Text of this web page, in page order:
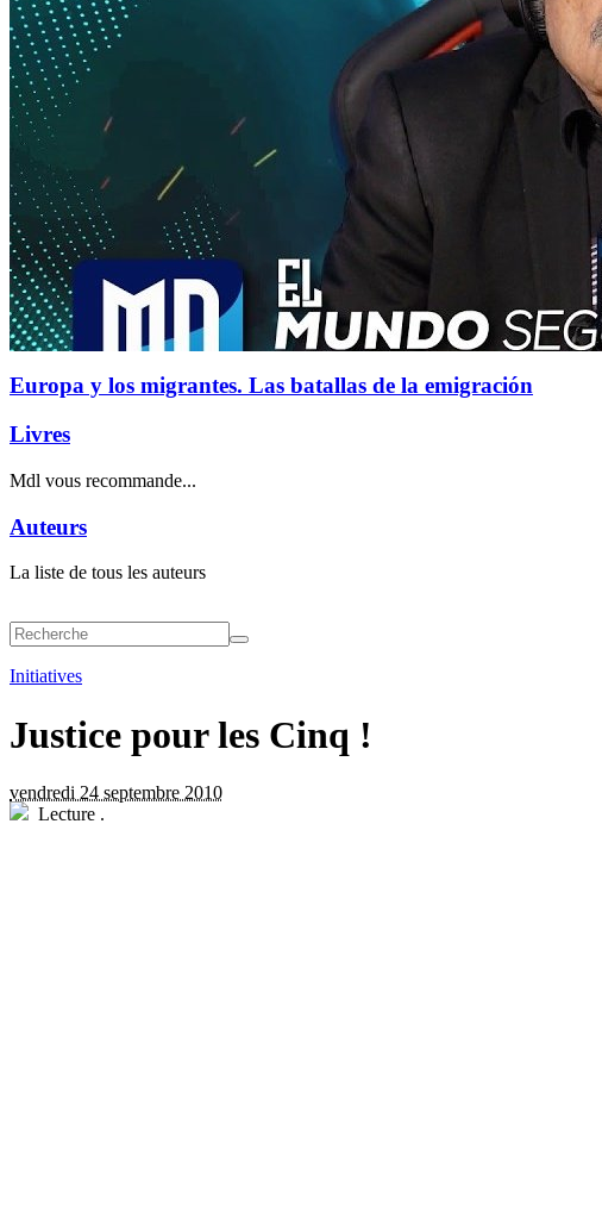
Europa y los migrantes. Las batallas de la emigración
Livres
Mdl vous recommande...
Auteurs
La liste de tous les auteurs
Initiatives
Justice pour les Cinq !
vendredi 24 septembre 2010
Lecture .